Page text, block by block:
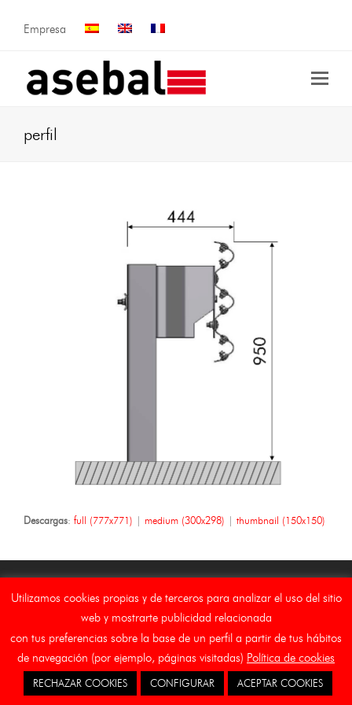
Empresa
perfil
Descargas: full (777x771) | medium (300x298) | thumbnail (150x150)
Copyright Asebal (Auxiliar de Señalizaciones y Balizamientos,
S.L.)
Inicio
Aviso Legal Canal Etico Cookies
Utilizamos cookies propias y de terceros para analizar el uso del sitio
web y mostrarte publicidad relacionada
con tus preferencias sobre la base de un perfil a partir de tus hábitos
de navegación (por ejemplo, páginas visitadas) Política de cookies
RECHAZAR COOKIES CONFIGURAR ACEPTAR COOKIES